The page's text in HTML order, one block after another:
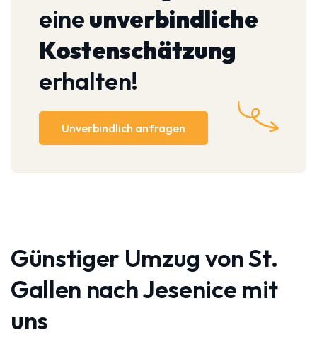
eineunverbindliche
Kostenschätzung
erhalten!
Unverbindlich anfragen
Günstiger Umzug von St.
Gallen nach Jesenice mit
uns